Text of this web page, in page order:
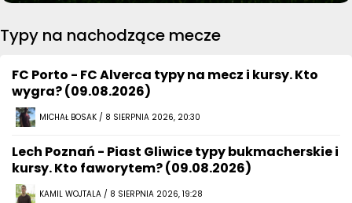
Typy na nachodzące mecze
FC Porto - FC Alverca typy na mecz i kursy. Kto
wygra? (09.08.2026)
MICHAŁ BOSAK / 8 SIERPNIA 2026, 20:30
Lech Poznań - Piast Gliwice typy bukmacherskie i
kursy. Kto faworytem? (09.08.2026)
KAMIL WOJTALA / 8 SIERPNIA 2026, 19:28